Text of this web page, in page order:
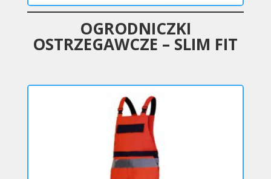
OGRODNICZKI
OSTRZEGAWCZE – SLIM FIT